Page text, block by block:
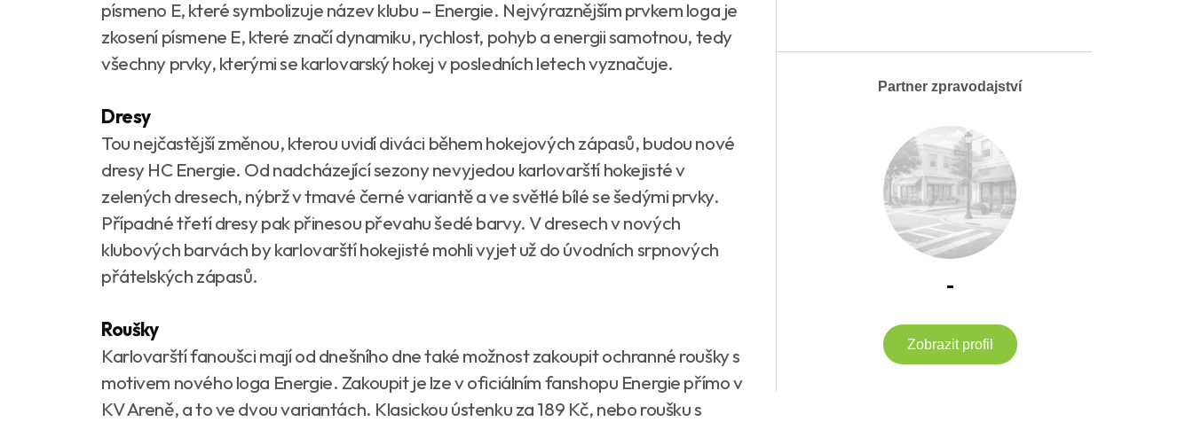
písmeno E, které symbolizuje název klubu – Energie. Nejvýraznějším prvkem loga je
zkosení písmene E, které značí dynamiku, rychlost, pohyb a energii samotnou, tedy
všechny prvky, kterými se karlovarský hokej v posledních letech vyznačuje.
Dresy
Tou nejčastější změnou, kterou uvidí diváci během hokejových zápasů, budou nové
dresy HC Energie. Od nadcházející sezony nevyjedou karlovarští hokejisté v
zelených dresech, nýbrž v tmavé černé variantě a ve světlé bílé se šedými prvky.
Případné třetí dresy pak přinesou převahu šedé barvy. V dresech v nových
klubových barvách by karlovarští hokejisté mohli vyjet už do úvodních srpnových
přátelských zápasů.
Roušky
Karlovarští fanoušci mají od dnešního dne také možnost zakoupit ochranné roušky s
motivem nového loga Energie. Zakoupit je lze v oficiálním fanshopu Energie přímo v
KV Areně, a to ve dvou variantách. Klasickou ústenku za 189 Kč, nebo roušku s
Partner zpravodajství
-
Zobrazit profil